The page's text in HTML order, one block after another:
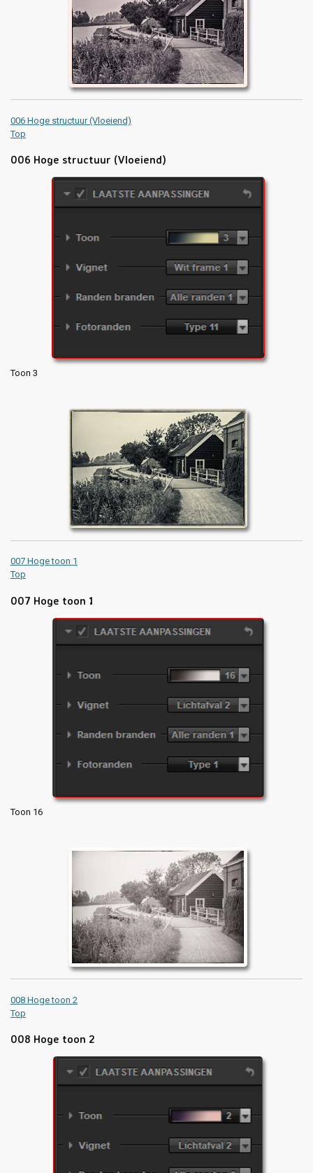
006 Hoge structuur (Vloeiend)
Top
006 Hoge structuur (Vloeiend)
Toon 3
007 Hoge toon 1
Top
007 Hoge toon 1
Toon 16
008 Hoge toon 2
Top
008 Hoge toon 2